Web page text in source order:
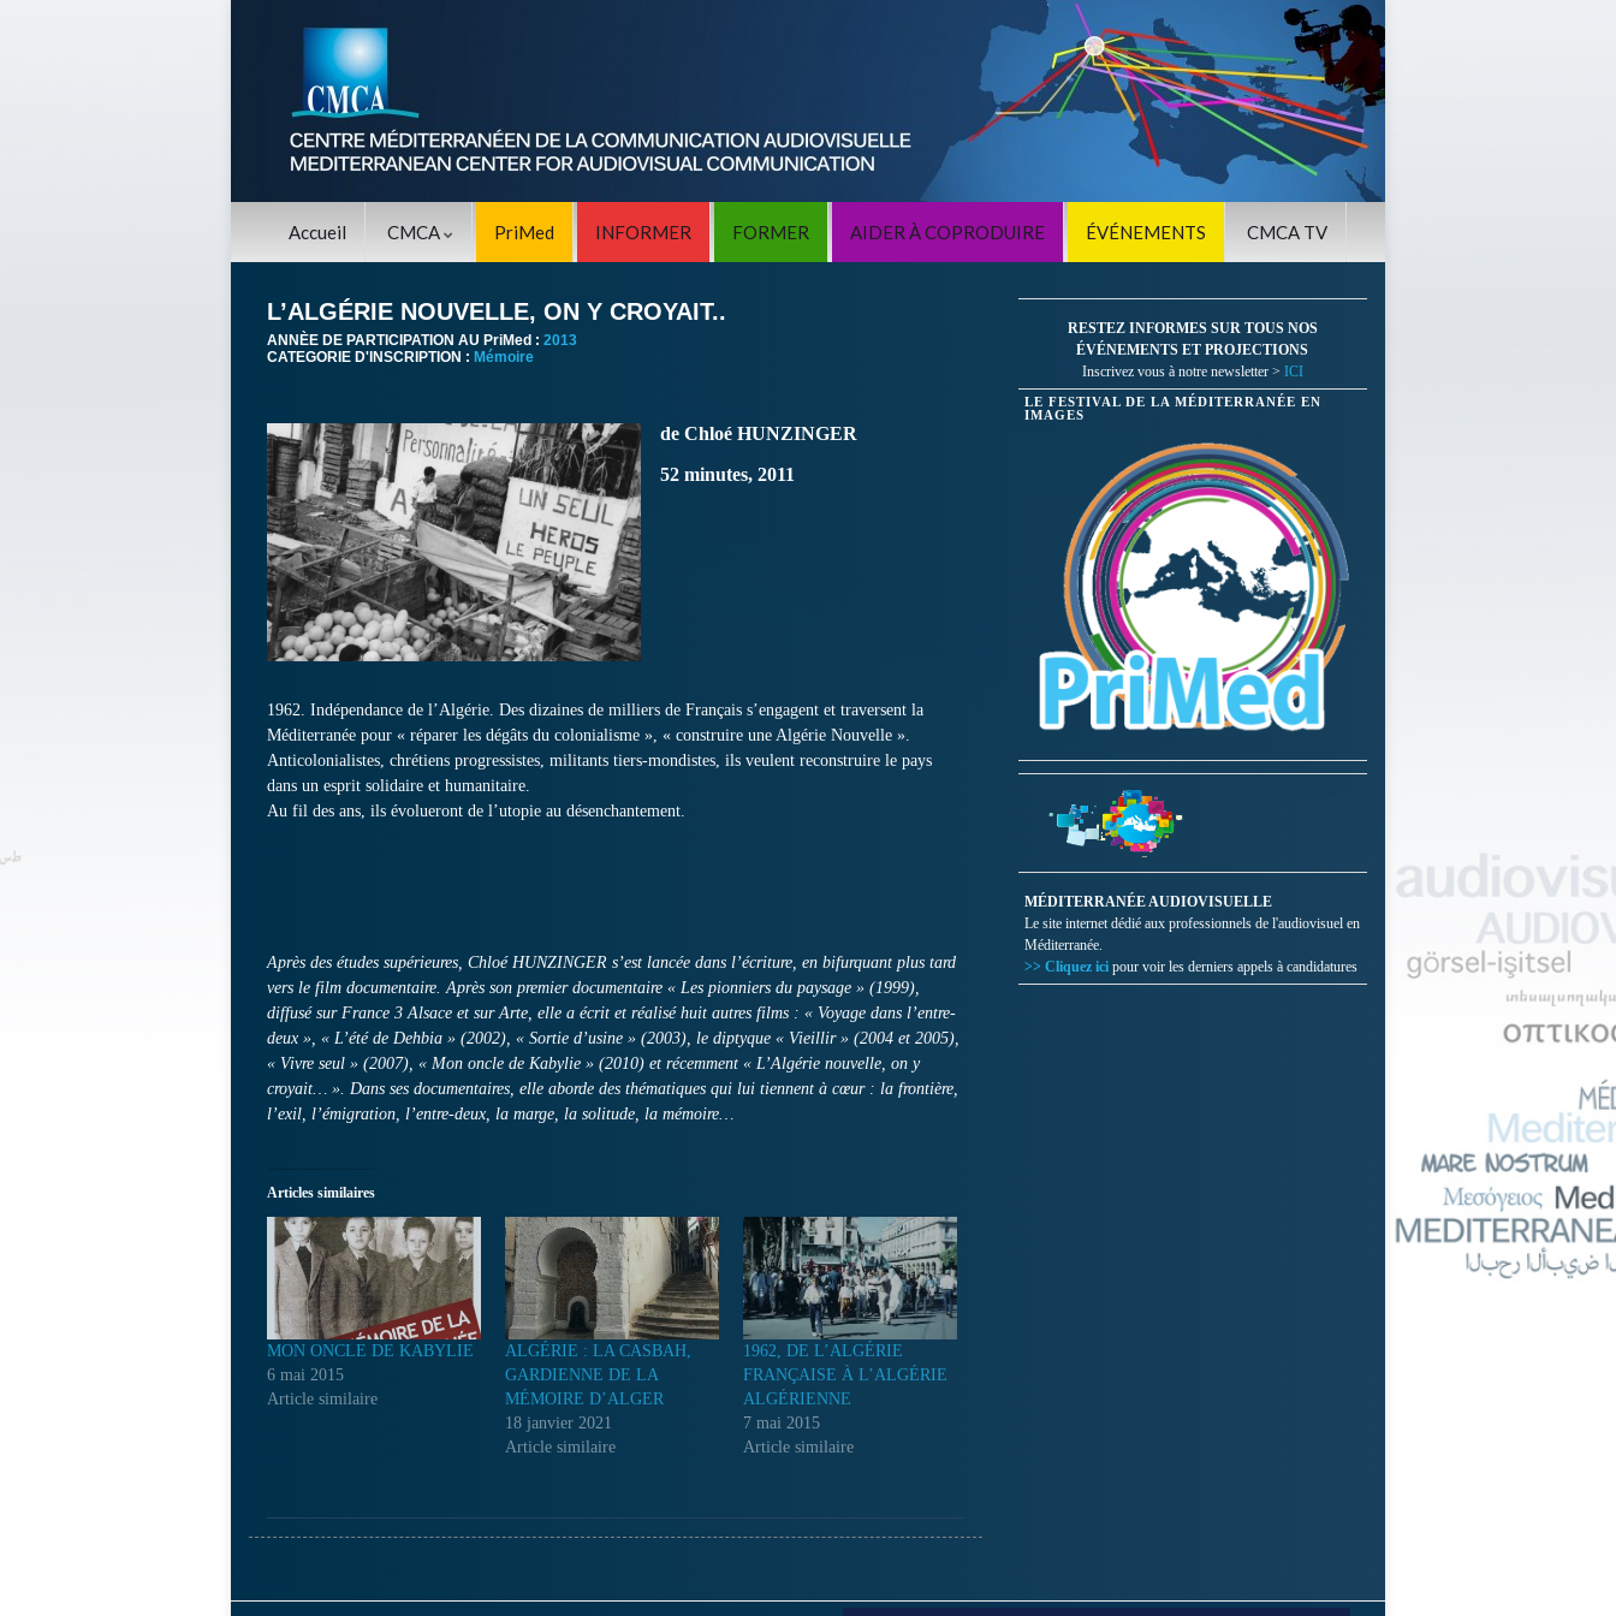
Accueil CMCA PriMed INFORMER FORMER AIDER À COPRODUIRE ÉVÉNEMENTS CMCA TV
L’ALGÉRIE NOUVELLE, ON Y CROYAIT..
ANNÈE DE PARTICIPATION AU PriMed : 2013
CATEGORIE D'INSCRIPTION : Mémoire
de Chloé HUNZINGER
52 minutes, 2011
1962. Indépendance de l’Algérie. Des dizaines de milliers de Français s’engagent et traversent la
Méditerranée pour « réparer les dégâts du colonialisme », « construire une Algérie Nouvelle ».
Anticolonialistes, chrétiens progressistes, militants tiers-mondistes, ils veulent reconstruire le pays
dans un esprit solidaire et humanitaire.
Au fil des ans, ils évolueront de l’utopie au désenchantement.
Après des études supérieures, Chloé HUNZINGER s’est lancée dans l’écriture, en bifurquant plus tard
vers le film documentaire. Après son premier documentaire « Les pionniers du paysage » (1999),
diffusé sur France 3 Alsace et sur Arte, elle a écrit et réalisé huit autres films : « Voyage dans l’entre-
deux », « L’été de Dehbia » (2002), « Sortie d’usine » (2003), le diptyque « Vieillir » (2004 et 2005),
« Vivre seul » (2007), « Mon oncle de Kabylie » (2010) et récemment « L’Algérie nouvelle, on y
croyait… ». Dans ses documentaires, elle aborde des thématiques qui lui tiennent à cœur : la frontière,
l’exil, l’émigration, l’entre-deux, la marge, la solitude, la mémoire…
Articles similaires
MON ONCLE DE KABYLIE
6 mai 2015
Article similaire
ALGÉRIE : LA CASBAH,
GARDIENNE DE LA
MÉMOIRE D’ALGER
18 janvier 2021
Article similaire
1962, DE L’ALGÉRIE
FRANÇAISE À L’ALGÉRIE
ALGÉRIENNE
7 mai 2015
Article similaire
RESTEZ INFORMES SUR TOUS NOS
ÉVÉNEMENTS ET PROJECTIONS
Inscrivez vous à notre newsletter > ICI
LE FESTIVAL DE LA MÉDITERRANÉE EN
IMAGES
MÉDITERRANÉE AUDIOVISUELLE
Le site internet dédié aux professionnels de l'audiovisuel en
Méditerranée.
>> Cliquez ici pour voir les derniers appels à candidatures